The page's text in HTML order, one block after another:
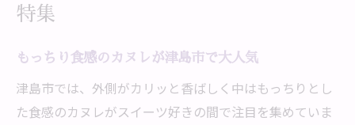
特集
もっちり食感のカヌレが津島市で大人気
津島市では、外側がカリッと香ばしく中はもっちりとし
た食感のカヌレがスイーツ好きの間で注目を集めていま